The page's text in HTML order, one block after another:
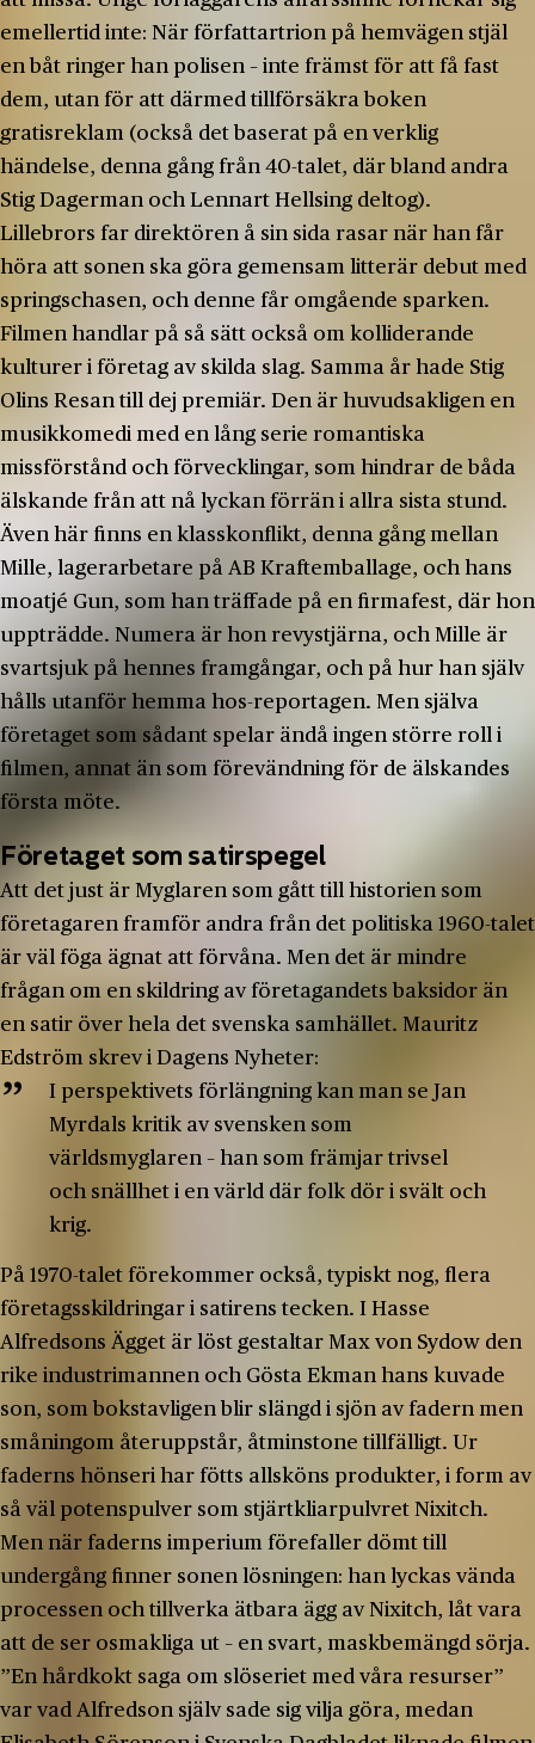
emellertid inte: När författartrion på hemvägen stjäl
en båt ringer han polisen – inte främst för att få fast
dem, utan för att därmed tillförsäkra boken
gratisreklam (också det baserat på en verklig
händelse, denna gång från 40-talet, där bland andra
Stig Dagerman och Lennart Hellsing deltog).
Lillebrors far direktören å sin sida rasar när han får
höra att sonen ska göra gemensam litterär debut med
springschasen, och denne får omgående sparken.
Filmen handlar på så sätt också om kolliderande
kulturer i företag av skilda slag. Samma år hade Stig
Olins Resan till dej premiär. Den är huvudsakligen en
musikkomedi med en lång serie romantiska
missförstånd och förvecklingar, som hindrar de båda
älskande från att nå lyckan förrän i allra sista stund.
Även här finns en klasskonflikt, denna gång mellan
Mille, lagerarbetare på AB Kraftemballage, och hans
moatjé Gun, som han träffade på en firmafest, där hon
uppträdde. Numera är hon revystjärna, och Mille är
svartsjuk på hennes framgångar, och på hur han själv
hålls utanför hemma hos-reportagen. Men själva
företaget som sådant spelar ändå ingen större roll i
filmen, annat än som förevändning för de älskandes
första möte.
Företaget som satirspegel
Att det just är Myglaren som gått till historien som
företagaren framför andra från det politiska 1960-talet
är väl föga ägnat att förvåna. Men det är mindre
frågan om en skildring av företagandets baksidor än
en satir över hela det svenska samhället. Mauritz
Edström skrev i Dagens Nyheter:
I perspektivets förlängning kan man se Jan
Myrdals kritik av svensken som
världsmyglaren – han som främjar trivsel
och snällhet i en värld där folk dör i svält och
krig.
På 1970-talet förekommer också, typiskt nog, flera
företagsskildringar i satirens tecken. I Hasse
Alfredsons Ägget är löst gestaltar Max von Sydow den
rike industrimannen och Gösta Ekman hans kuvade
son, som bokstavligen blir slängd i sjön av fadern men
småningom återuppstår, åtminstone tillfälligt. Ur
faderns hönseri har fötts allsköns produkter, i form av
så väl potenspulver som stjärtkliarpulvret Nixitch.
Men när faderns imperium förefaller dömt till
undergång finner sonen lösningen: han lyckas vända
processen och tillverka ätbara ägg av Nixitch, låt vara
att de ser osmakliga ut – en svart, maskbemängd sörja.
”En hårdkokt saga om slöseriet med våra resurser”
var vad Alfredson själv sade sig vilja göra, medan